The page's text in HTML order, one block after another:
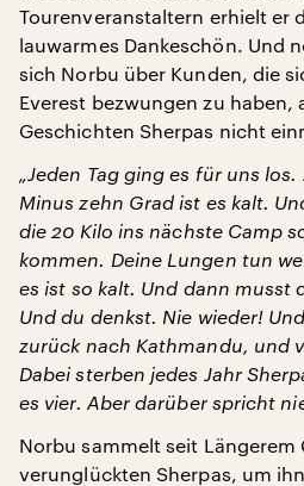
Tourenveranstaltern erhielt er
lauwarmes Dankeschön. Und
sich Norbu über Kunden, die
Everest bezwungen zu haben,
Geschichten Sherpas nicht
„Jeden Tag ging es für uns
Minus zehn Grad ist es kalt.
die 20 Kilo ins nächste Camp
kommen. Deine Lungen tun
es ist so kalt. Und dann musst
Und du denkst. Nie wieder!
zurück nach Kathmandu, und
Dabei sterben jedes Jahr
es vier. Aber darüber spricht
Norbu sammelt seit Längerem
verunglückten Sherpas, um